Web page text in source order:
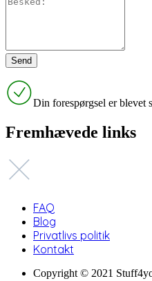
Din forespørgsel er blevet
Fremhævede links
FAQ
Blog
Privatlivs politik
Kontakt
Copyright © 2021